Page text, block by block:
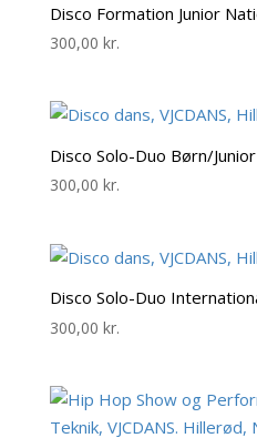
Disco Formation Junior
300,00 kr.
Disco Solo-Duo Børn/
300,00 kr.
Disco Solo-Duo
300,00 kr.